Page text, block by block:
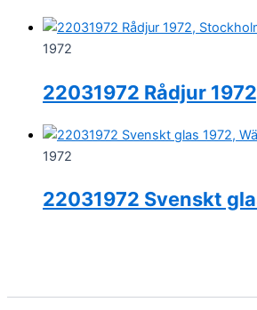
1972
22031972 Rådjur
1972
22031972 Svenskt